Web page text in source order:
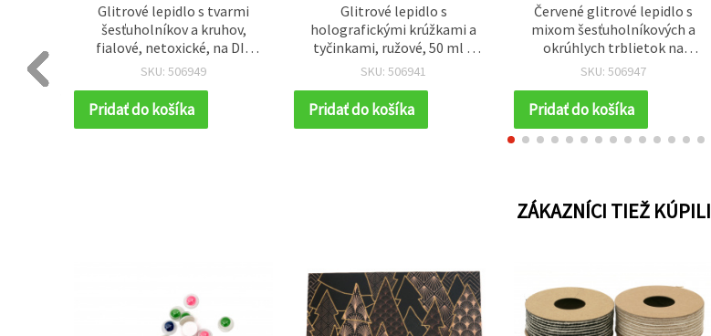
Glitrové lepidlo s tvarmi
šesťuholníkov a kruhov,
fialové, netoxické, na DIY
dekorácie, 50 ml
SKU: 506949
Pridať do košíka
Glitrové lepidlo s
holografickými krúžkami a
tyčinkami, ružové, 50 ml –
perfektné na DIY tvorenie
SKU: 506941
Pridať do košíka
Červené glitrové lepidlo s
mixom šesťuholníkových a
okrúhlych trblietok na
dekorovanie a DIY tvorenie,
SKU: 506947
Pridať do košíka
ZÁKAZNÍCI TIEŽ KÚPILI